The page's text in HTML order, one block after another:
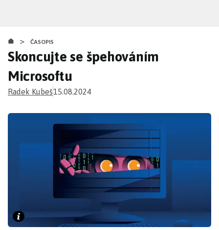
obsahu
> ČASOPIS
Skoncujte se špehováním
Microsoftu
Radek Kubeš15.08.2024